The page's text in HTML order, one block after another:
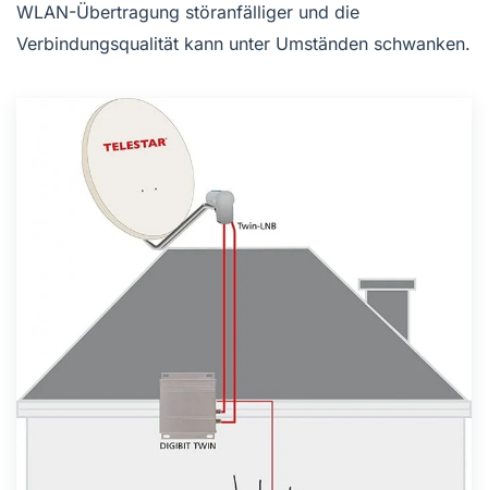
WLAN-Übertragung störanfälliger und die
Verbindungsqualität kann unter Umständen schwanken.